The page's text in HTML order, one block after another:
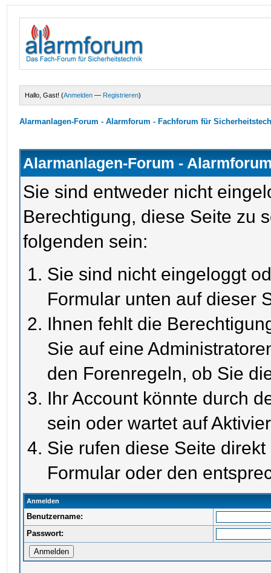
Hallo, Gast! (Anmelden — Registrieren)
Alarmanlagen-Forum - Alarmforum - Fachforum für
Alarmanlagen-Forum -
Sie sind entweder nicht
Berechtigung, diese Seite zu
folgenden sein:
Sie sind nicht eingeloggt
Formular unten auf dieser
Ihnen fehlt die
Sie auf eine
den Forenregeln, ob Sie
Ihr Account könnte durch
sein oder wartet auf
Sie rufen diese Seite
Formular oder den
Anmelden
Benutzername:
Passwort: